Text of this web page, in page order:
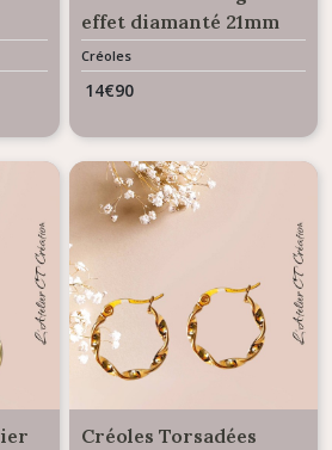
effet diamanté 21mm
Créoles
14€90
Créoles Torsadées